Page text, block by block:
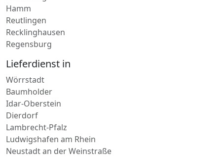
Oldenburg
Hamm
Reutlingen
Recklinghausen
Lieferdienst in
Wörrstadt
Baumholder
Idar-Oberstein
Dierdorf
Lambrecht-Pfalz
Ludwigshafen am Rhein